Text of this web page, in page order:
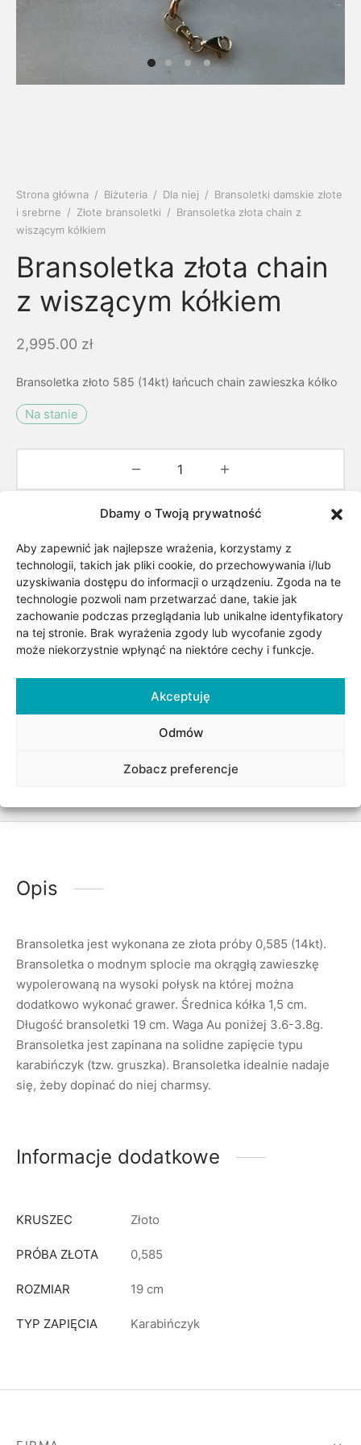
Dbamy o Twoją prywatność
Aby zapewnić jak najlepsze wrażenia, korzystamy z
technologii, takich jak pliki cookie, do przechowywania i/lub
uzyskiwania dostępu do informacji o urządzeniu. Zgoda na te
technologie pozwoli nam przetwarzać dane, takie jak
zachowanie podczas przeglądania lub unikalne identyfikatory
na tej stronie. Brak wyrażenia zgody lub wycofanie zgody
może niekorzystnie wpłynąć na niektóre cechy i funkcje.
Akceptuję
Odmów
Zobacz preferencje
Strona główna / Biżuteria / Dla niej / Bransoletki damskie złote
i srebrne / Złote bransoletki / Bransoletka złota chain z
wiszącym kółkiem
Bransoletka złota chain
z wiszącym kółkiem
2,995.00 zł
Bransoletka złoto 585 (14kt) łańcuch chain zawieszka kółko
Na stanie
Dodaj do koszyka
Dodaj do listy życzeń
Kategorii: Biżuteria, Bransoletki damskie złote i srebrne ,
Dla niej, Surowiec/kruszec, Złote bransoletki, Złoto
Opis
Bransoletka jest wykonana ze złota próby 0,585 (14kt).
Bransoletka o modnym splocie ma okrągłą zawieszkę
wypolerowaną na wysoki połysk na której można
dodatkowo wykonać grawer. Średnica kółka 1,5 cm.
Długość bransoletki 19 cm. Waga Au poniżej 3.6-3.8g.
Bransoletka jest zapinana na solidne zapięcie typu
karabińczyk (tzw. gruszka). Bransoletka idealnie nadaje
się, żeby dopinać do niej charmsy.
Informacje dodatkowe
KRUSZEC Złoto
PRÓBA ZŁOTA 0,585
ROZMIAR 19 cm
TYP ZAPIĘCIA Karabińczyk